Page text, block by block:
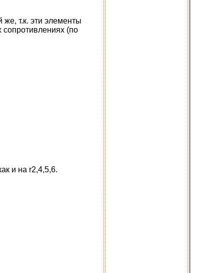
же, т.к. эти элементы
(по
и на r2,4,5,6.